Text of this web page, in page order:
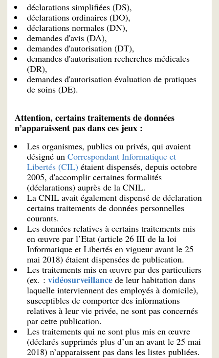
déclarations simplifiées (DS),
déclarations ordinaires (DO),
déclarations normales (DN),
demandes d'avis (DA),
demandes d'autorisation (DT),
demandes d'autorisation recherches médicales
(DR),
demandes d'autorisation évaluation de pratiques
de soins (DE).
Attention, certains traitements de données
n’apparaissent pas dans ces jeux :
Les organismes, publics ou privés, qui avaient
désigné un Correspondant Informatique et
Libertés (CIL) étaient dispensés, depuis octobre
2005, d'accomplir certaines formalités
(déclarations) auprès de la CNIL.
La CNIL avait également dispensé de déclaration
certains traitements de données personnelles
courants.
Les données relatives à certains traitements mis
en œuvre par l’Etat (article 26 III de la loi
Informatique et Libertés en vigueur avant le 25
mai 2018) étaient dispensées de publication.
Les traitements mis en œuvre par des particuliers
(ex. : vidéosurveillance de leur habitation dans
laquelle interviennent des employés à domicile),
susceptibles de comporter des informations
relatives à leur vie privée, ne sont pas concernés
par cette publication.
Les traitements qui ne sont plus mis en œuvre
(déclarés supprimés plus d’un an avant le 25 mai
2018) n’apparaissent pas dans les listes publiées.